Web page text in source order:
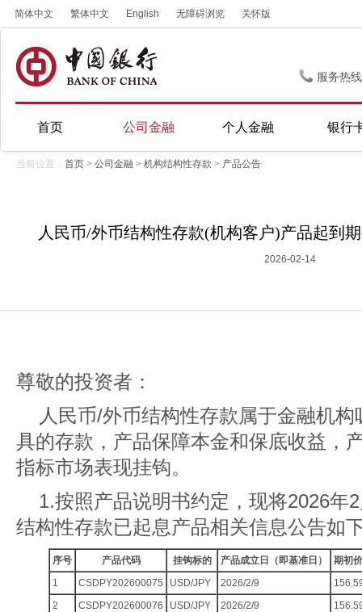
简体中文 繁体中文 English 无障碍浏览 关怀版
服务热
首页 公司金融 个人金融 银行
当前位置： 首页 > 公司金融 > 机构结构性存款 > 产品公告
人民币/外币结构性存款(机构客户)产品起到
2026-02-14
尊敬的投资者：
人民币/外币结构性存款属于金融机
具的存款，产品保障本金和保底收益，
指标市场表现挂钩。
1.按照产品说明书约定，现将2026年
结构性存款已起息产品相关信息公告如
序号 产品代码 挂钩标的 产品成立日（即基准日）
期初
1
CSDPY202600075 USD/JPY 2026/2/9
2
CSDPY202600076 USD/JPY 2026/2/9